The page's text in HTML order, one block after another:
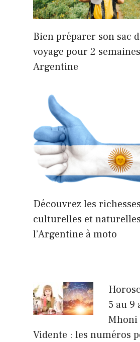
Bien préparer son sac
voyage pour 2
Argentine
Découvrez les richesses
culturelles et
l’Argentine à moto
5 au 9
Mhoni
Vidente : les numéros